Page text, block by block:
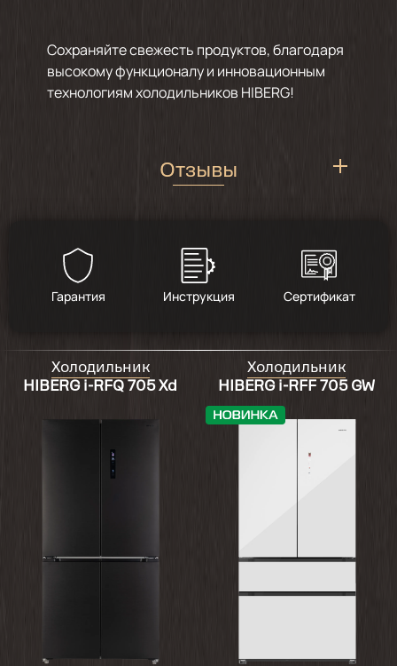
Сохраняйте свежесть продуктов, благодаря
высокому функционалу и инновационным
технологиям холодильников HIBERG!
Отзывы
2
Отличный холодильник. в паре с
одновременно оба прибора на Озон.
соединительного комплекта. Совершенно
бесплатно мне отдельной доставкой
Всё такое маленькое. С виду большой, но
2023-11-22
Гарантия Инструкция Сертификат
Холодильник
HIBERG i-RFQ 705 Xd
Холодильник
HIBERG i-RFF 705 GW